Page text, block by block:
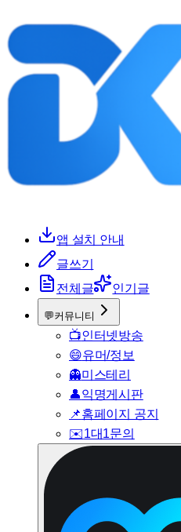
앱 설치 안내
글쓰기
전체글
인기글
💬커뮤니티
📺인터넷방송
😄유머/정보
👻미스테리
👤익명게시판
📌홈페이지 공지
✉️1대1문의